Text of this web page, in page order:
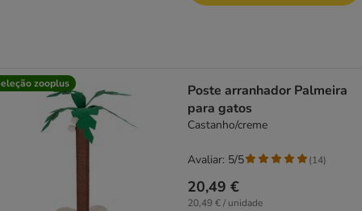
zooplus
Poste arranhador Palmeira
para gatos
Castanho/creme
20,49 €
20,49 € / unidade
Avaliar: 5/5 (14)